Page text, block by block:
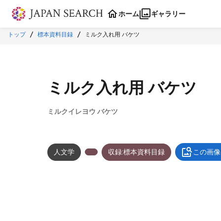
本文に飛ぶ
ホーム ギャラリー
トップ 標本資料目録 ミルク入れ用 バケツ
ミルク入れ用 バケツ
ミルクイレヨウ バケツ
人文学 収録:標本資料目録 この画